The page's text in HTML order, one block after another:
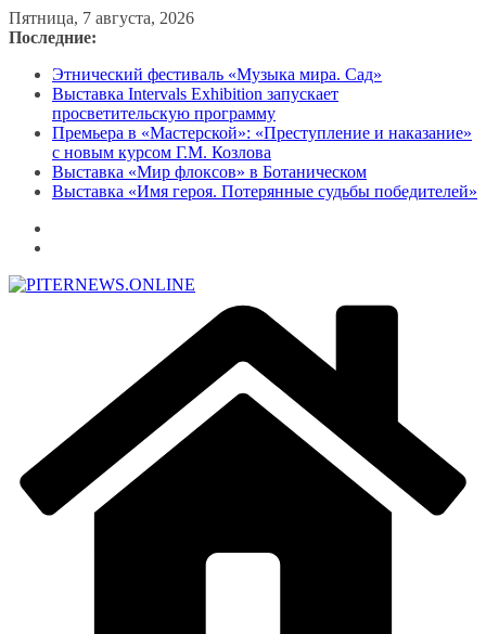
Перейти
к
Пятница, 7 августа, 2026
Последние:
Этнический фестиваль «Музыка мира. Сад»
Выставка Intervals Exhibition запускает
просветительскую программу
Премьера в «Мастерской»: «Преступление и наказание»
с новым курсом Г.М. Козлова
Выставка «Мир флоксов» в Ботаническом
Выставка «Имя героя. Потерянные судьбы победителей»